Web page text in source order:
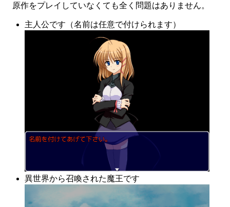
原作をプレイしていなくても全く問題はありません。
主人公です（名前は任意で付けられます）
異世界から召喚された魔王です